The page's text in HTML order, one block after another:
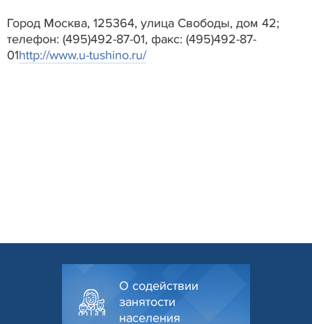
Город Москва, 125364, улица Свободы, дом 42;
телефон: (495)492-87-01, факс: (495)492-87-
01http://www.u-tushino.ru/
О содействии
занятости
населения